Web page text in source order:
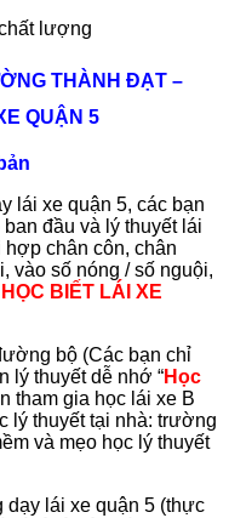
lượng
THÀNH ĐẠT –
QUẬN 5
lái xe quận 5, các bạn
đầu và lý thuyết lái
hợp chân côn, chân
vào số nóng / số nguội,
HỌC BIẾT LÁI XE
bộ (Các bạn chỉ
lý thuyết dễ nhớ “Học
tham gia học lái xe B
lý thuyết tại nhà: trường
và mẹo học lý thuyết
lái xe quận 5 (thực